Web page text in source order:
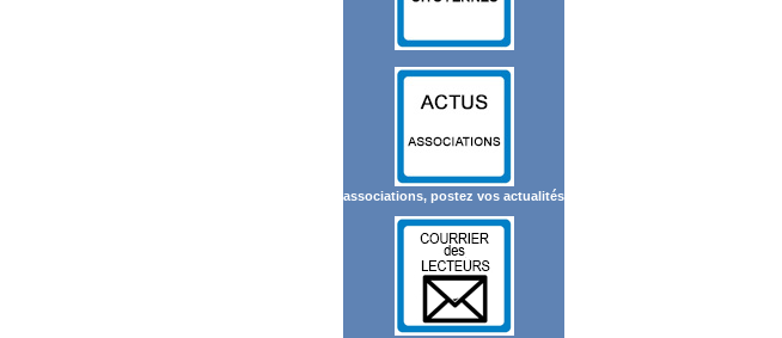
associations, postez vos actualités